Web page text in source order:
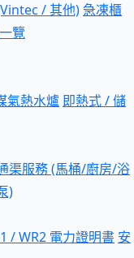
/ 其他)急凍櫃
覽
氣熱水爐 即熱式 / 儲
渠服務 (馬桶/廚房/浴
)
/ WR2 電力證明書 安